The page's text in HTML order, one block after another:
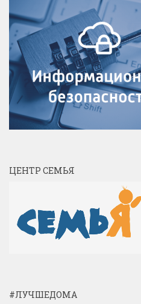
ЦЕНТР СЕМЬЯ
#ЛУЧШЕДОМА